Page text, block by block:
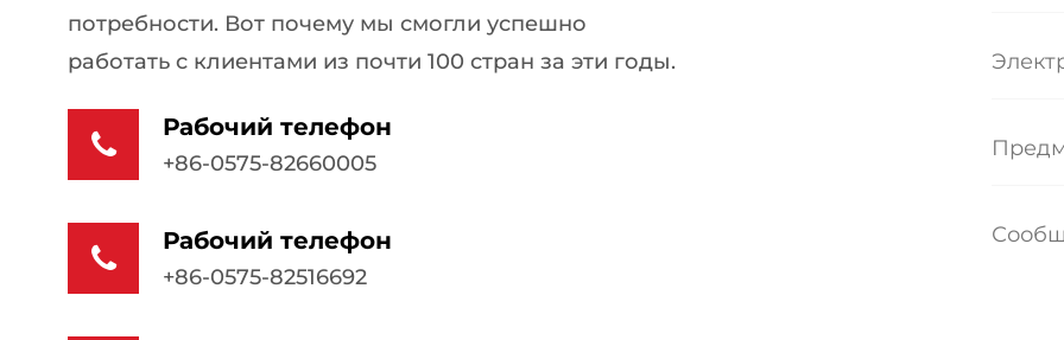
потребности. Вот почему мы смогли успешно
работать с клиентами из почти 100 стран за эти годы.
Рабочий телефон
+86-0575-82660005
Рабочий телефон
+86-0575-82516692